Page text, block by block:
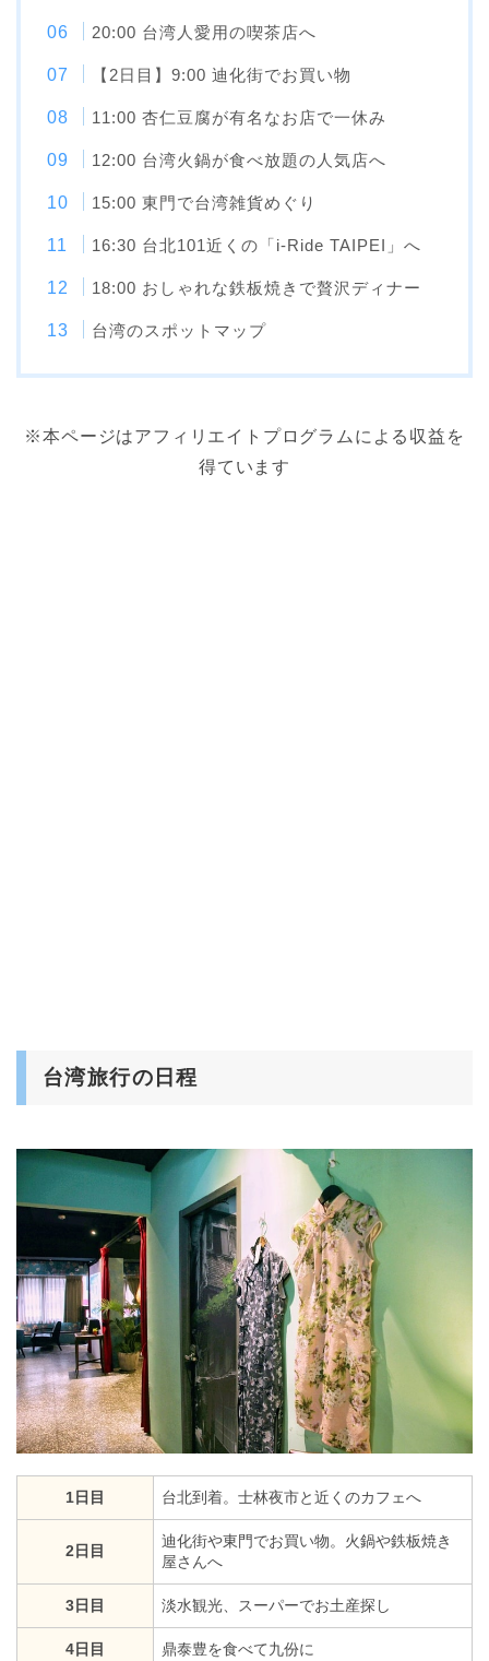
20:00 台湾人愛用の喫茶店へ
【2日目】9:00 迪化街でお買い物
11:00 杏仁豆腐が有名なお店で一休み
12:00 台湾火鍋が食べ放題の人気店へ
15:00 東門で台湾雑貨めぐり
16:30 台北101近くの「i-Ride TAIPEI」へ
18:00 おしゃれな鉄板焼きで贅沢ディナー
台湾のスポットマップ
※本ページはアフィリエイトプログラムによる収益を
得ています
台湾旅行の日程
1日目 台北到着。士林夜市と近くのカフェへ
2日目
迪化街や東門でお買い物。火鍋や鉄板焼き
屋さんへ
3日目 淡水観光、スーパーでお土産探し
4日目 鼎泰豊を食べて九份に